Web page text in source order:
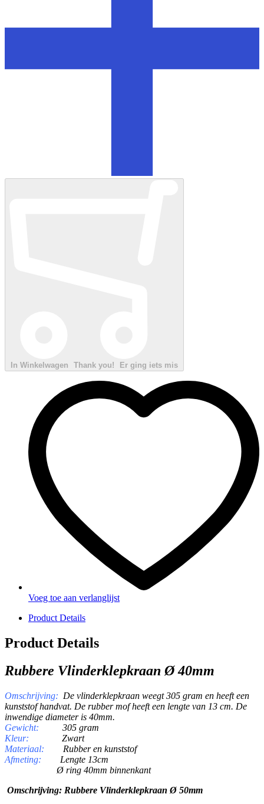
In Winkelwagen Thank you! Er ging iets mis
Voeg toe aan verlanglijst
Product Details
Product Details
Rubbere Vlinderklepkraan Ø 40mm
Omschrijving: De vlinderklepkraan weegt 305 gram en heeft een
kunststof handvat. De rubber mof heeft een lengte van 13 cm. De
inwendige diameter is 40mm.
Gewicht:
305 gram
Kleur:
Zwart
Materiaal:
Rubber en kunststof
Afmeting:
Lengte 13cm
Ø ring 40mm binnenkant
Omschrijving: Rubbere Vlinderklepkraan Ø 50mm